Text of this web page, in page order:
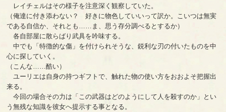
レイチェルはその様子を注意深く観察していた。
（俺達に付き添わない？ 好きに物色していいって訳か。こいつは無実
である自信か、それとも……ま、思う存分調べるとするか）
各自部屋に散らばり武具を吟味する。
中でも「特徴的な傷」を付けられそうな、鋭利な刃の付いたものを中
心に探していく。
（こんな……酷い）
ユーリエは自身の持つギフトで、触れた物の使い方をおおよそ把握出
来る。
今回の場合その力は「この武器はどのようにして人を殺すのか」とい
う無残な知識を彼女へ提示する事となる。